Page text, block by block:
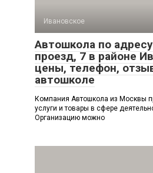
Ивановское
Автошкола по
проезд, 7 в районе
цены, телефон,
автошколе
Компания Автошкола из Москвы
услуги и товары в сфере
Организацию можно